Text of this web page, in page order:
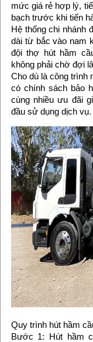
mức giá rẻ hợp lý,
bạch trước khi tiến
Hệ thống chi nhánh
dài từ bắc vào nam
đội thợ hút hầm
không phải chờ đợi
Cho dù là công trình
có chính sách bảo
cùng nhiều ưu đãi
đầu sử dụng dịch vụ.
Quy trình hút hầm
Bước 1: Hút hầm